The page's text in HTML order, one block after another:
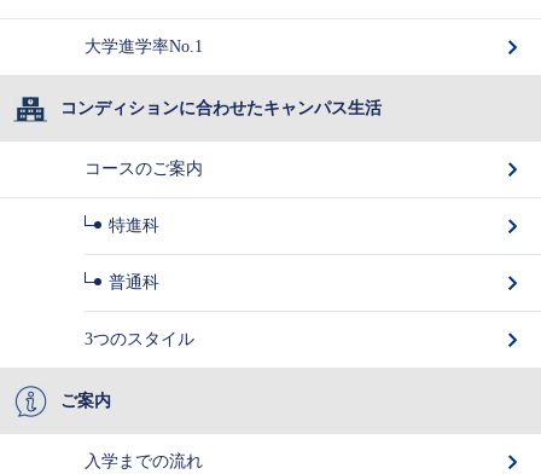
大学進学率No.1
コンディションに合わせたキャンパス生活
コースのご案内
特進科
普通科
3つのスタイル
ご案内
入学までの流れ